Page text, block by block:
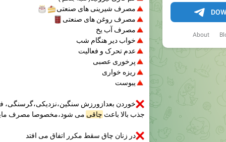
About
🔺مصرف شیرینی های صنعتی
🍰
🎂
🔺مصرف روغن های صنعتی
🛢
🔺مصرف آب یخ
🔺خواب دیر هنگام شب
🔺عدم تحرک و فعالیت
🔺پرخوری عصبی
🔺ریزه خواری
🔺
یبوست
❌خوردن بعدازورزش سنگین،نزدیکی،گرسنگی،
جذب بالا باعث چاقی می شود،مخصوصا مصرف
❌در زنان چاق سقط مکرر اتفاق می افتد